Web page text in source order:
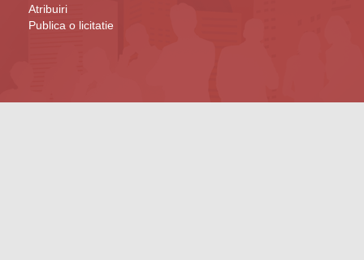
Atribuiri
Publica o licitatie